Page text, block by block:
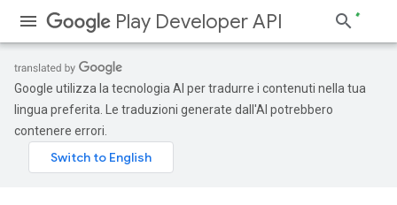
Play Developer API
Google utilizza la tecnologia AI per tradurre i contenuti nella tua
lingua preferita. Le traduzioni generate dall'AI potrebbero
contenere errori.